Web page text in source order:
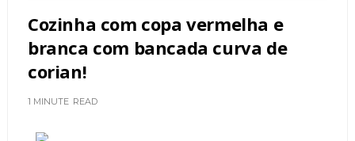
Cozinha com copa vermelha e
branca com bancada curva de
corian!
1 MINUTE READ